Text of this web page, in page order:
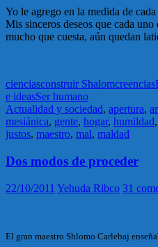
Yo le agrego en la medida de
Mis sinceros deseos que cada
mucho que cuesta, aún quedan
cienciasconstruir Shalomcreencias
e ideasSer humano
Actualidad y sociedad, apertura,
mesiánica, gente, hogar, humildad,
justos, maestro, mal, maldad
Dos modos de proceder
22/10/2011 Yehuda Ribco 31
El gran maestro Shlomo Carlebaj